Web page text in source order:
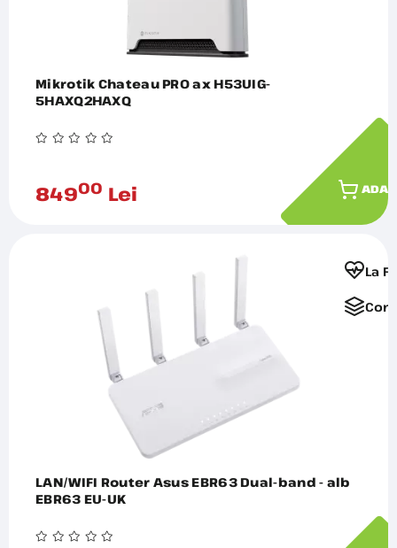
Mikrotik Chateau PRO ax H53UIG-
5HAXQ2HAXQ
84900 Lei
La
LAN/WIFI Router Asus EBR63 Dual-band - alb
EBR63 EU-UK